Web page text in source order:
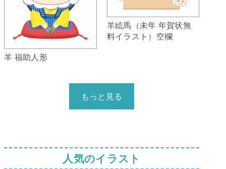
羊 福助人形
羊絵馬（未年 年賀状無
料イラスト）空欄
もっと見る
人気のイラスト